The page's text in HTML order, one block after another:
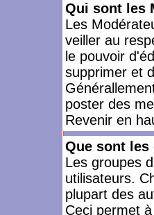
Qui sont les
Les
veiller au
le pouvoir
supprimer et
poster des
Revenir en
Que sont
Les groupes
utilisateurs.
plupart des
Ceci permet